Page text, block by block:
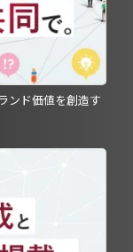
ンド価値を創造す